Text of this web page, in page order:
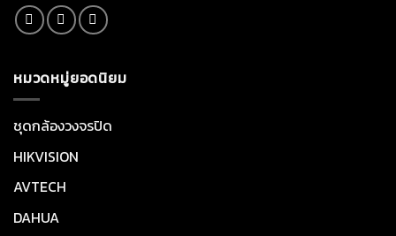
หมวดหมู่ยอดนิยม
ชุดกล้องวงจรปิด
HIKVISION
AVTECH
DAHUA